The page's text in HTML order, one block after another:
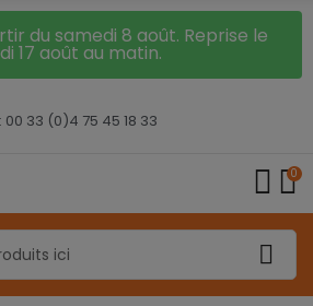
du samedi 8 août. Reprise le
17 août au matin.
00 33 (0)4 75 45 18 33
0